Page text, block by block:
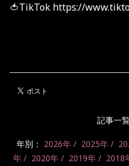
🍅TikTok https://
記事一
年別： 2026年 2025年
年
2020年 2019年 2018